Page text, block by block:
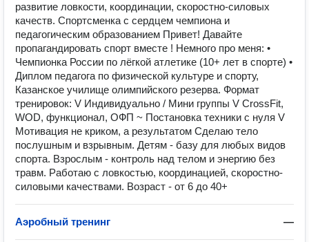
развитие ловкости, координации, скоростно-силовых
качеств. Спортсменка с сердцем чемпиона и
педагогическим образованием Привет! Давайте
пропагандировать спорт вместе ! Немного про меня: •
Чемпионка России по лёгкой атлетике (10+ лет в спорте) •
Диплом педагога по физической культуре и спорту,
Казанское училище олимпийского резерва. Формат
тренировок: V Индивидуально / Мини группы V CrossFit,
WOD, функционал, ОФП ~ Постановка техники с нуля V
Мотивация не криком, а результатом Сделаю тело
послушным и взрывным. Детям - базу для любых видов
спорта. Взрослым - контроль над телом и энергию без
травм. Работаю с ловкостью, координацией, скоростно-
силовыми качествами. Возраст - от 6 до 40+
Аэробный тренинг —